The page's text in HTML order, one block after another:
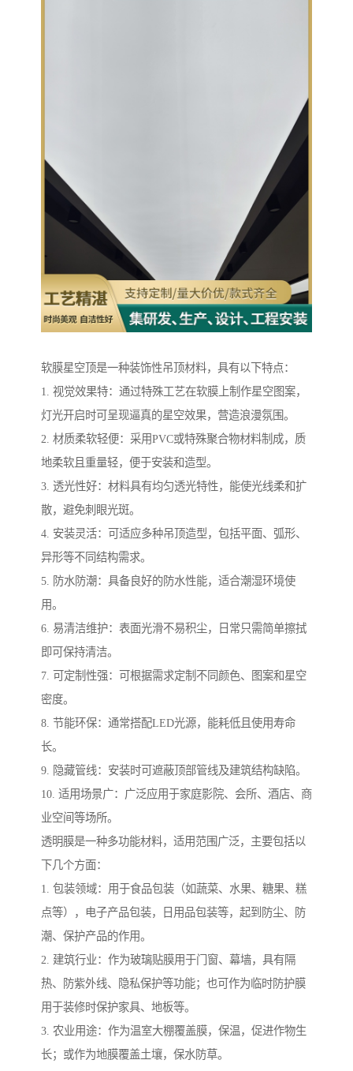
软膜星空顶是一种装饰性吊顶材料，具有以下特点：
1. 视觉效果特：通过特殊工艺在软膜上制作星空图案，
灯光开启时可呈现逼真的星空效果，营造浪漫氛围。
2. 材质柔软轻便：采用PVC或特殊聚合物材料制成，质
地柔软且重量轻，便于安装和造型。
3. 透光性好：材料具有均匀透光特性，能使光线柔和扩
散，避免刺眼光斑。
4. 安装灵活：可适应多种吊顶造型，包括平面、弧形、
异形等不同结构需求。
5. 防水防潮：具备良好的防水性能，适合潮湿环境使
用。
6. 易清洁维护：表面光滑不易积尘，日常只需简单擦拭
即可保持清洁。
7. 可定制性强：可根据需求定制不同颜色、图案和星空
密度。
8. 节能环保：通常搭配LED光源，能耗低且使用寿命
长。
9. 隐藏管线：安装时可遮蔽顶部管线及建筑结构缺陷。
10. 适用场景广：广泛应用于家庭影院、会所、酒店、商
业空间等场所。
透明膜是一种多功能材料，适用范围广泛，主要包括以
下几个方面：
1. 包装领域：用于食品包装（如蔬菜、水果、糖果、糕
点等），电子产品包装，日用品包装等，起到防尘、防
潮、保护产品的作用。
2. 建筑行业：作为玻璃贴膜用于门窗、幕墙，具有隔
热、防紫外线、隐私保护等功能；也可作为临时防护膜
用于装修时保护家具、地板等。
3. 农业用途：作为温室大棚覆盖膜，保温，促进作物生
长；或作为地膜覆盖土壤，保水防草。